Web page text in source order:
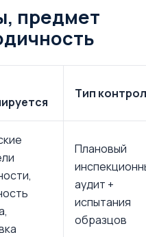
предмет
Тип
Плановый
аудит +
испытания
образцов